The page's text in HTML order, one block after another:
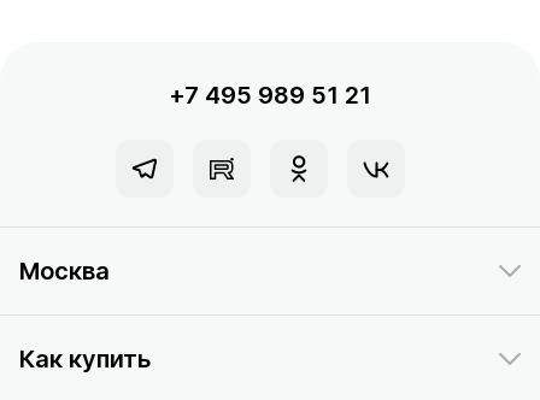
+7 495 989 51 21
Москва
Как купить